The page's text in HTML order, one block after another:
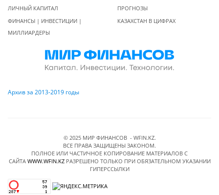
ЛИЧНЫЙ КАПИТАЛ
ФИНАНСЫ | ИНВЕСТИЦИИ |
МИЛЛИАРДЕРЫ
ПРОГНОЗЫ
КАЗАХСТАН В ЦИФРАХ
Архив за 2013-2019 годы
© 2025 МИР ФИНАНСОВ - WFIN.KZ.
ВСЕ ПРАВА ЗАЩИЩЕНЫ ЗАКОНОМ.
ПОЛНОЕ ИЛИ ЧАСТИЧНОЕ КОПИРОВАНИЕ МАТЕРИАЛОВ C
САЙТА WWW.WFIN.KZРАЗРЕШЕНО ТОЛЬКО ПРИ ОБЯЗАТЕЛЬНОМ УКАЗАНИИ
ГИПЕРССЫЛКИ